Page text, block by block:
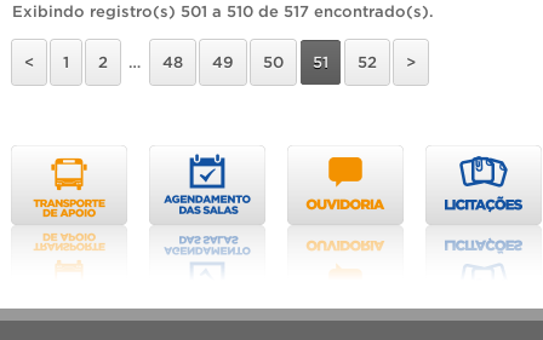
Exibindo registro(s) 501 a 510 de 517 encontrado(s).
< 1 2 … 48 49 50 51 52 >